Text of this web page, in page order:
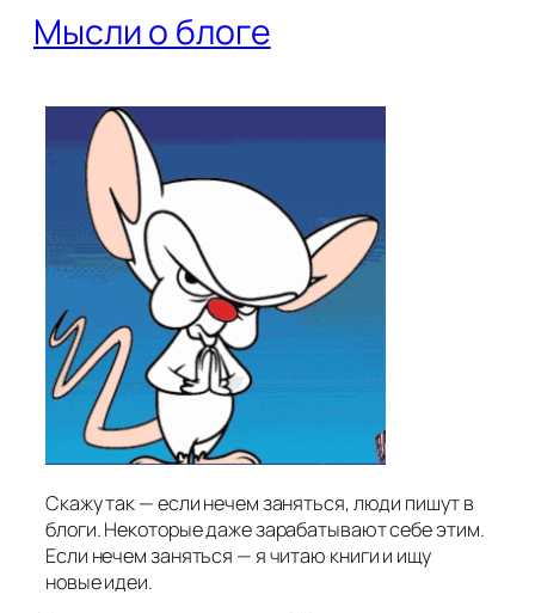
Мысли о блоге
Скажу так — если нечем заняться, люди пишут в
блоги. Некоторые даже зарабатывают себе этим.
Если нечем заняться — я читаю книги и ищу
новые идеи.